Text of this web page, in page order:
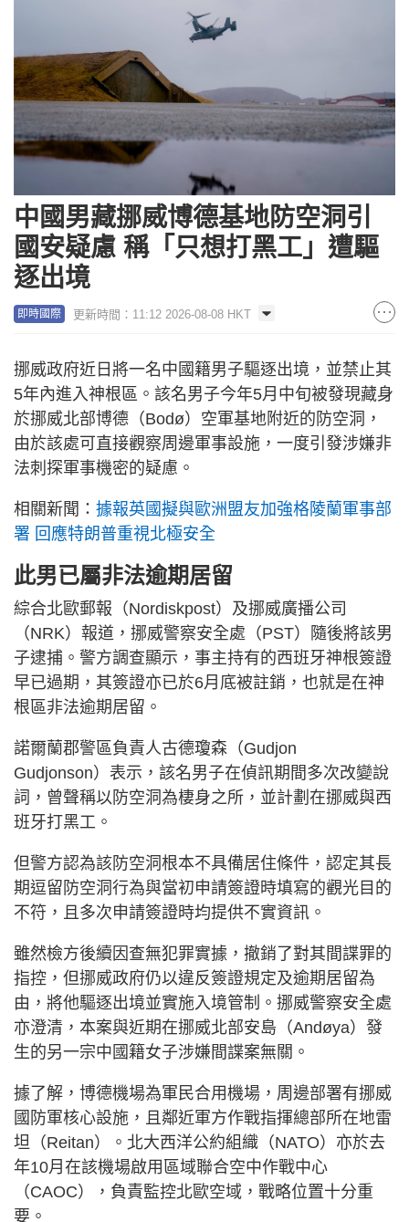
中國男藏挪威博德基地防空洞引
國安疑慮 稱「只想打黑工」遭驅
逐出境
即時國際 更新時間：11:12 2026-08-08 HKT
挪威政府近日將一名中國籍男子驅逐出境，並禁止其
5年內進入神根區。該名男子今年5月中旬被發現藏身
於挪威北部博德（Bodø）空軍基地附近的防空洞，
由於該處可直接觀察周邊軍事設施，一度引發涉嫌非
法刺探軍事機密的疑慮。
相關新聞： 據報英國擬與歐洲盟友加強格陵蘭軍事部
署 回應特朗普重視北極安全
此男已屬非法逾期居留
綜合北歐郵報（Nordiskpost）及挪威廣播公司
（NRK）報道，挪威警察安全處（PST）隨後將該男
子逮捕。警方調查顯示，事主持有的西班牙神根簽證
早已過期，其簽證亦已於6月底被註銷，也就是在神
根區非法逾期居留。
諾爾蘭郡警區負責人古德瓊森（Gudjon
Gudjonson）表示，該名男子在偵訊期間多次改變說
詞，曾聲稱以防空洞為棲身之所，並計劃在挪威與西
班牙打黑工。
但警方認為該防空洞根本不具備居住條件，認定其長
期逗留防空洞行為與當初申請簽證時填寫的觀光目的
不符，且多次申請簽證時均提供不實資訊。
雖然檢方後續因查無犯罪實據，撤銷了對其間諜罪的
指控，但挪威政府仍以違反簽證規定及逾期居留為
由，將他驅逐出境並實施入境管制。挪威警察安全處
亦澄清，本案與近期在挪威北部安島（Andøya）發
生的另一宗中國籍女子涉嫌間諜案無關。
據了解，博德機場為軍民合用機場，周邊部署有挪威
國防軍核心設施，且鄰近軍方作戰指揮總部所在地雷
坦（Reitan）。北大西洋公約組織（NATO）亦於去
年10月在該機場啟用區域聯合空中作戰中心
（CAOC），負責監控北歐空域，戰略位置十分重
要。